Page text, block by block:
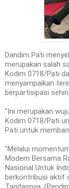
Dandim Pati
merupakan salah
Kodim 0718/Pati
menyampaikan
berpartisipasi
"Ini merupakan
Kodim 0718/Pati
Pati untuk
"Melalui
Modern Bersama
Nasional Untuk
berkontribusi aktif